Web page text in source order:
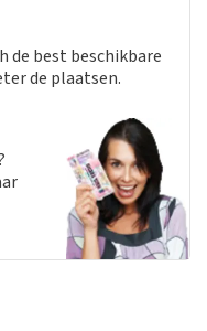
de best beschikbare
de plaatsen.